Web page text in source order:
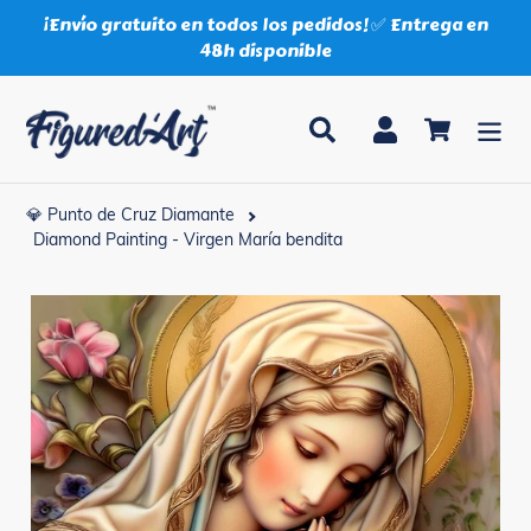
directamente
¡Envío gratuito en todos los pedidos! ✅ Entrega en
48h disponible
Buscar IngresarCarrito
💎 Punto de Cruz Diamante
Diamond Painting - Virgen María bendita